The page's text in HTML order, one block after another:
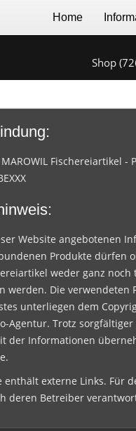
Home
Shop
Fischereiartikel -
Website angebotenen
Produkte dürfen
weder ganz
werden. Die verwendeten
unterliegen dem
Agentur. Trotz
der Informationen
enthält externe Links. Für
deren Betreiber